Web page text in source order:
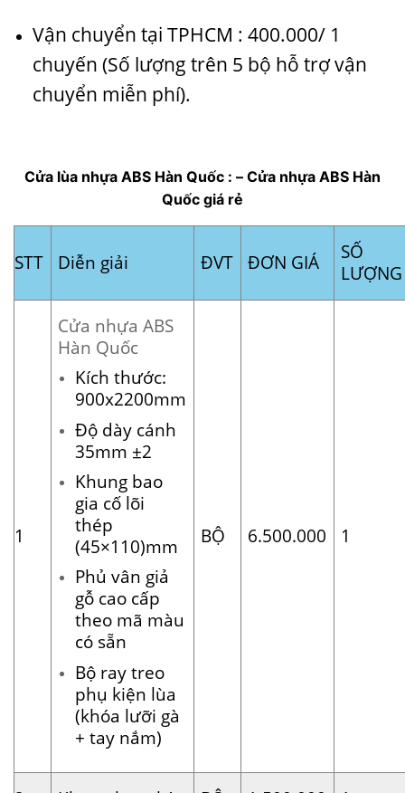
Vận chuyển tại TPHCM : 400.000/ 1
chuyến (Số lượng trên 5 bộ hỗ trợ vận
chuyển miễn phí).
Cửa lùa nhựa ABS Hàn Quốc : – Cửa nhựa ABS Hàn
Quốc giá rẻ
STT Diễn giải ĐVT ĐƠN GIÁ
SỐ
1
Cửa nhựa ABS
Hàn Quốc
Kích thước:
900x2200mm
Độ dày cánh
35mm ±2
Khung bao
gia cố lõi
thép
(45×110)mm
Phủ vân giả
gỗ cao cấp
theo mã màu
có sẵn
Bộ ray treo
phụ kiện lùa
(khóa lưỡi gà
+ tay nắm)
BỘ 6.500.000 1